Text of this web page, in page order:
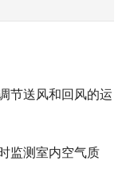
节送风和回风的运
监测室内空气质